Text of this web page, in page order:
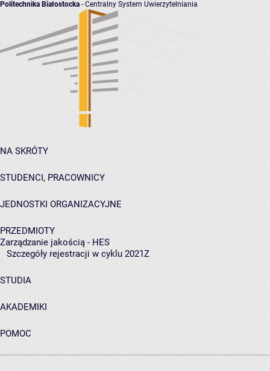
Politechnika Białostocka - Centralny System Uwierzytelniania
NA SKRÓTY
STUDENCI, PRACOWNICY
JEDNOSTKI ORGANIZACYJNE
PRZEDMIOTY
Zarządzanie jakością - HES
Szczegóły rejestracji w cyklu 2021Z
STUDIA
AKADEMIKI
POMOC